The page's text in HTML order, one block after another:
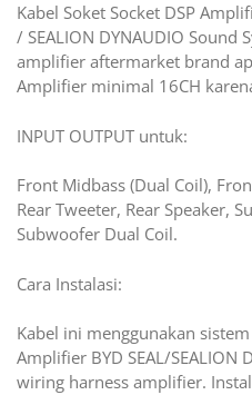
/
SEALION
Sound
Kabel Soket Socket DSP
/ SEALION DYNAUDIO Sound
amplifier aftermarket brand
Amplifier minimal 16CH
INPUT OUTPUT untuk:
Front Midbass (Dual Coil),
Rear Tweeter, Rear Speaker,
Subwoofer Dual Coil.
Cara Instalasi:
Kabel ini menggunakan
Amplifier BYD SEAL/SEALION
wiring harness amplifier.